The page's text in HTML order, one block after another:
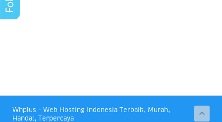
Whplus - Web Hosting Indonesia Terbaik, Murah,
Handal, Terpercaya